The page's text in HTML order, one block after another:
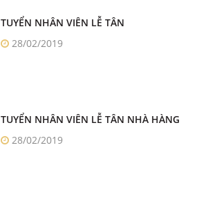
TUYỂN NHÂN VIÊN LỄ TÂN
28/02/2019
TUYỂN NHÂN VIÊN LỄ TÂN NHÀ HÀNG
28/02/2019